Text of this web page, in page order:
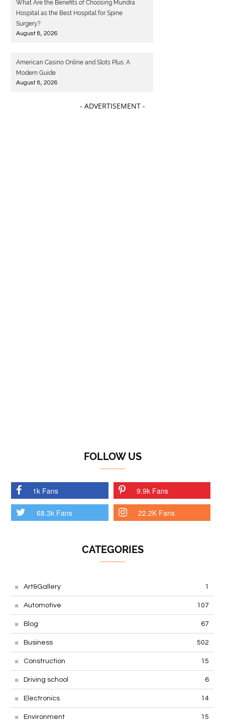
Hospital as the Best Hospital for Spine
American Casino Online and Slots Plus: A
FOLLOW US
1k Fans 9.9k Fans
CATEGORIES
Art&Gallery 1
Automotive 107
Blog 67
Business 502
Construction 15
Driving school 6
Electronics 14